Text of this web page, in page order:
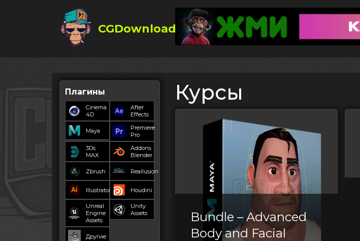
CGDownload
Плагины
Cinema
4D
After
Effects
Maya
Premiere
Pro
3Ds
MAX
Addons
Blender
Zbrush Reallusion
Illustrator Houdini
Unreal
Engine
Assets
Unity
Assets
Другие
Курсы
Bundle – Advanced
Body and Facial